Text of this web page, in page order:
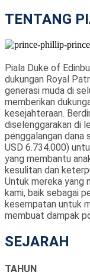
TENTANG
Piala Duke of
dukungan Royal
generasi muda di
memberikan
kesejahteraan.
diselenggarakan di
penggalangan dana
USD 6.734.000)
yang membantu
kesulitan dan
Untuk mereka yang
kami, baik sebagai
kesempatan untuk
membuat dampak
SEJARAH
TAHUN